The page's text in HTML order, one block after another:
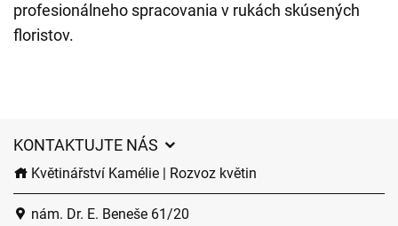
profesionálneho spracovania v rukách skúsených
floristov.
KONTAKTUJTE NÁS
Květinářství Kamélie | Rozvoz květin
nám. Dr. E. Beneše 61/20